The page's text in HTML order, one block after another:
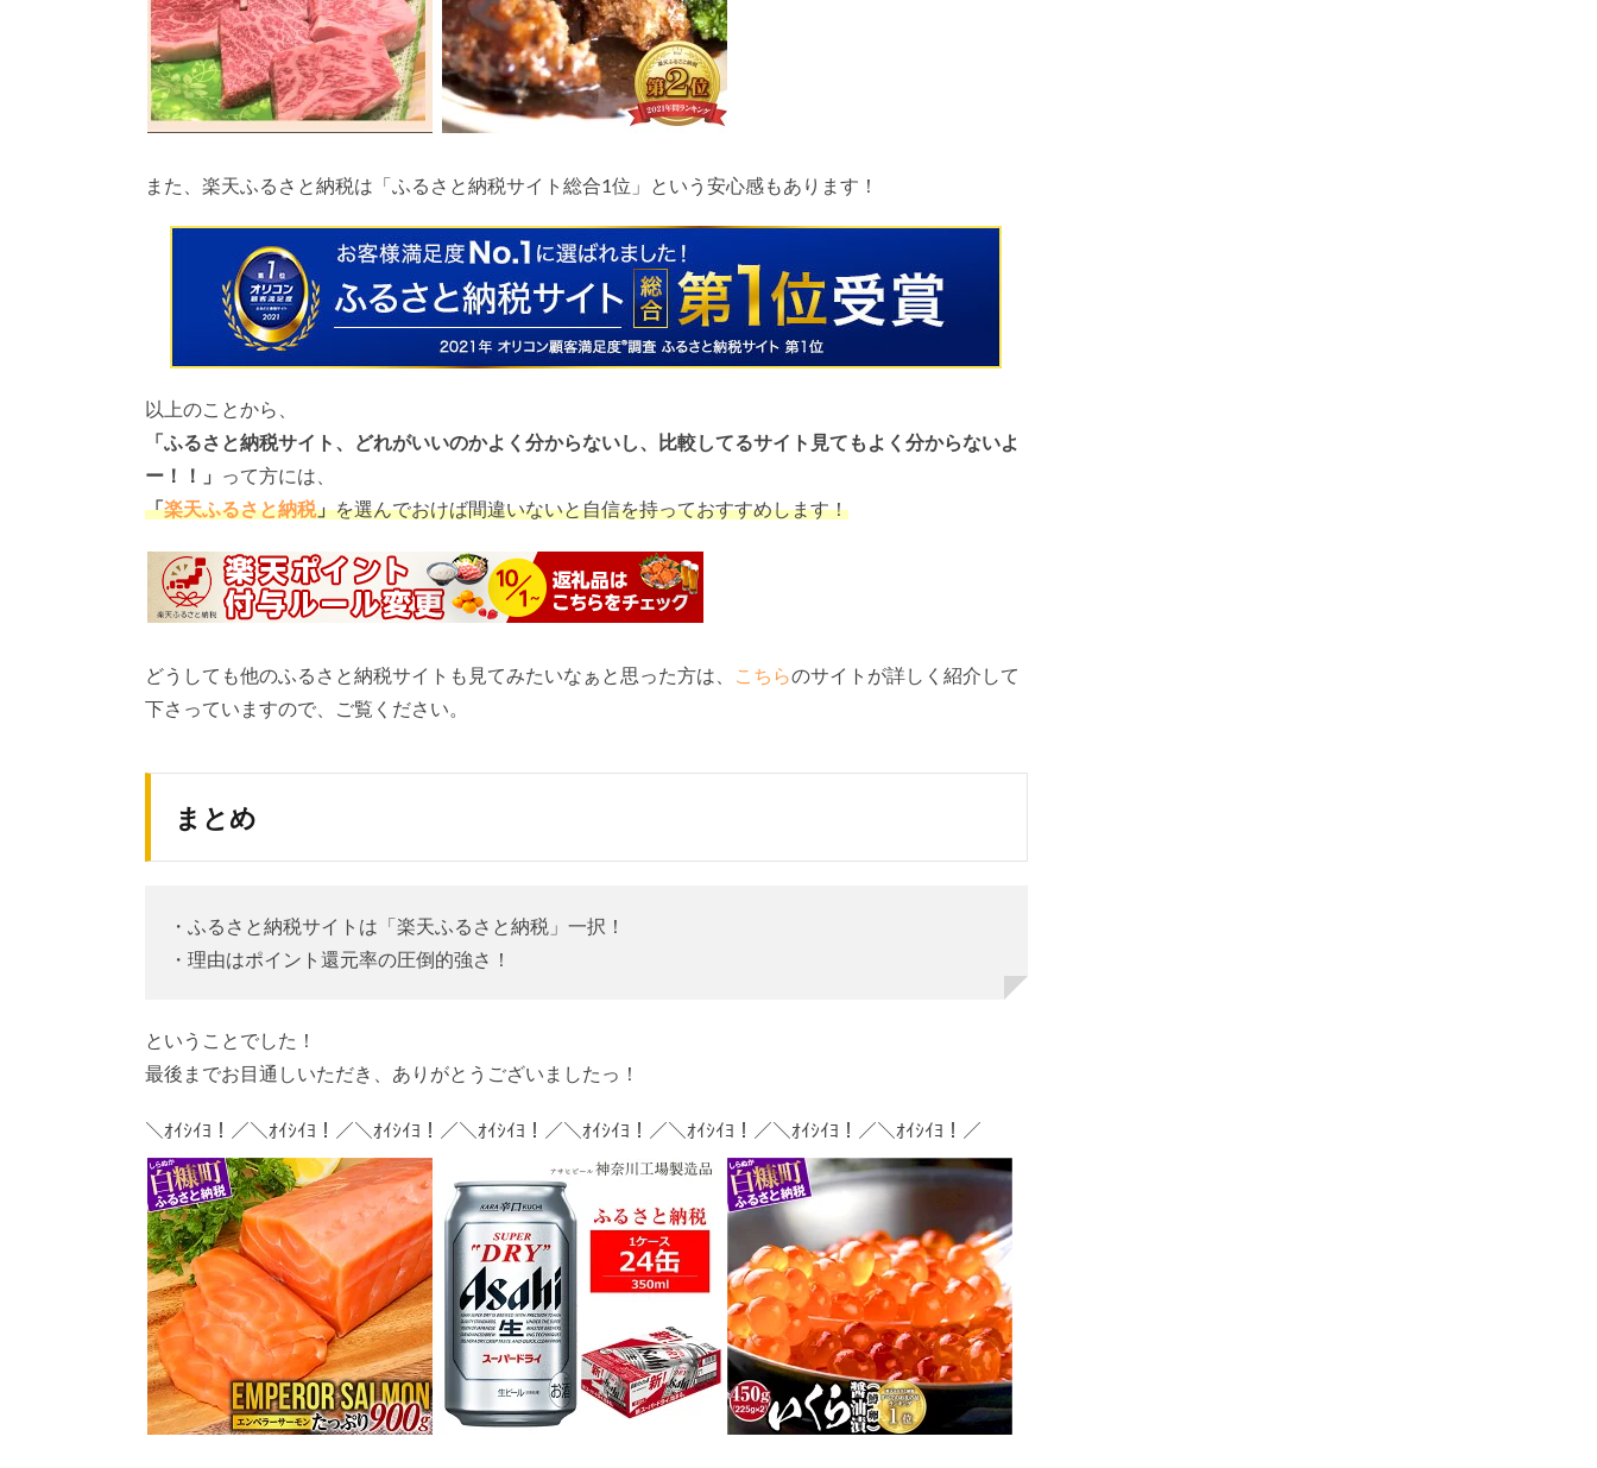
また、楽天ふるさと納税は「ふるさと納税サイト総合1位」という安心感もあります！
以上のことから、
「ふるさと納税サイト、どれがいいのかよく分からないし、比較してるサイト見てもよく分からないよ
ー！！」 って方には、
「楽天ふるさと納税」を選んでおけば間違いないと自信を持っておすすめします！
どうしても他のふるさと納税サイトも見てみたいなぁと思った方は、 こちらのサイトが詳しく紹介して
下さっていますので、ご覧ください。
まとめ
・ふるさと納税サイトは「楽天ふるさと納税」一択！
・理由はポイント還元率の圧倒的強さ！
ということでした！
最後までお目通しいただき、ありがとうございましたっ！
＼ｵｲｼｲﾖ！／＼ｵｲｼｲﾖ！／＼ｵｲｼｲﾖ！／＼ｵｲｼｲﾖ！／＼ｵｲｼｲﾖ！／＼ｵｲｼｲﾖ！／＼ｵｲｼｲﾖ！／＼ｵｲｼｲﾖ！／